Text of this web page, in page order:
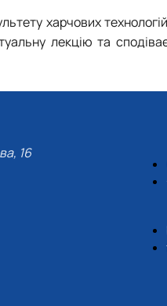
харчових
лекцію та
16